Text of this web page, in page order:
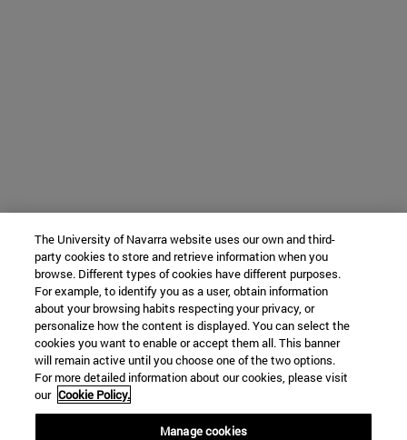
The University of Navarra website uses our own and third-
party cookies to store and retrieve information when you
browse. Different types of cookies have different purposes.
For example, to identify you as a user, obtain information
about your browsing habits respecting your privacy, or
personalize how the content is displayed. You can select the
cookies you want to enable or accept them all. This banner
will remain active until you choose one of the two options.
For more detailed information about our cookies, please visit
our Cookie Policy.
Manage cookies